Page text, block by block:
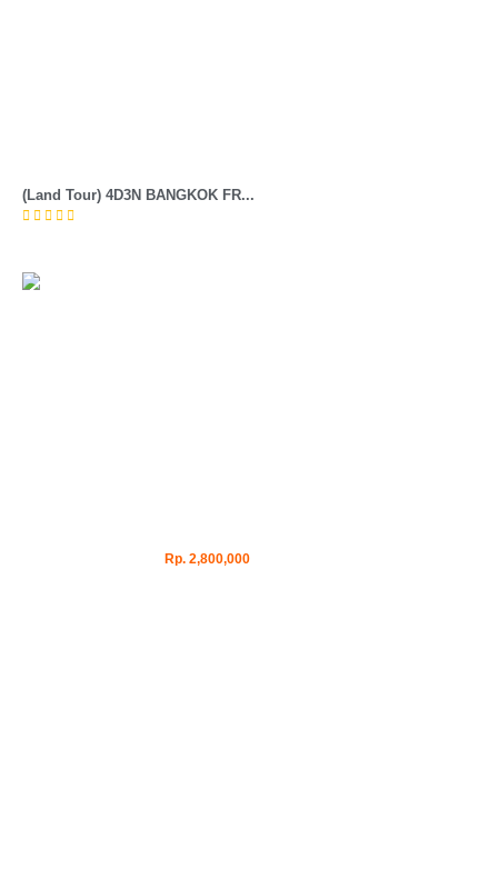
(Land Tour) 4D3N BANGKOK FR...
    
Rp. 2,800,000